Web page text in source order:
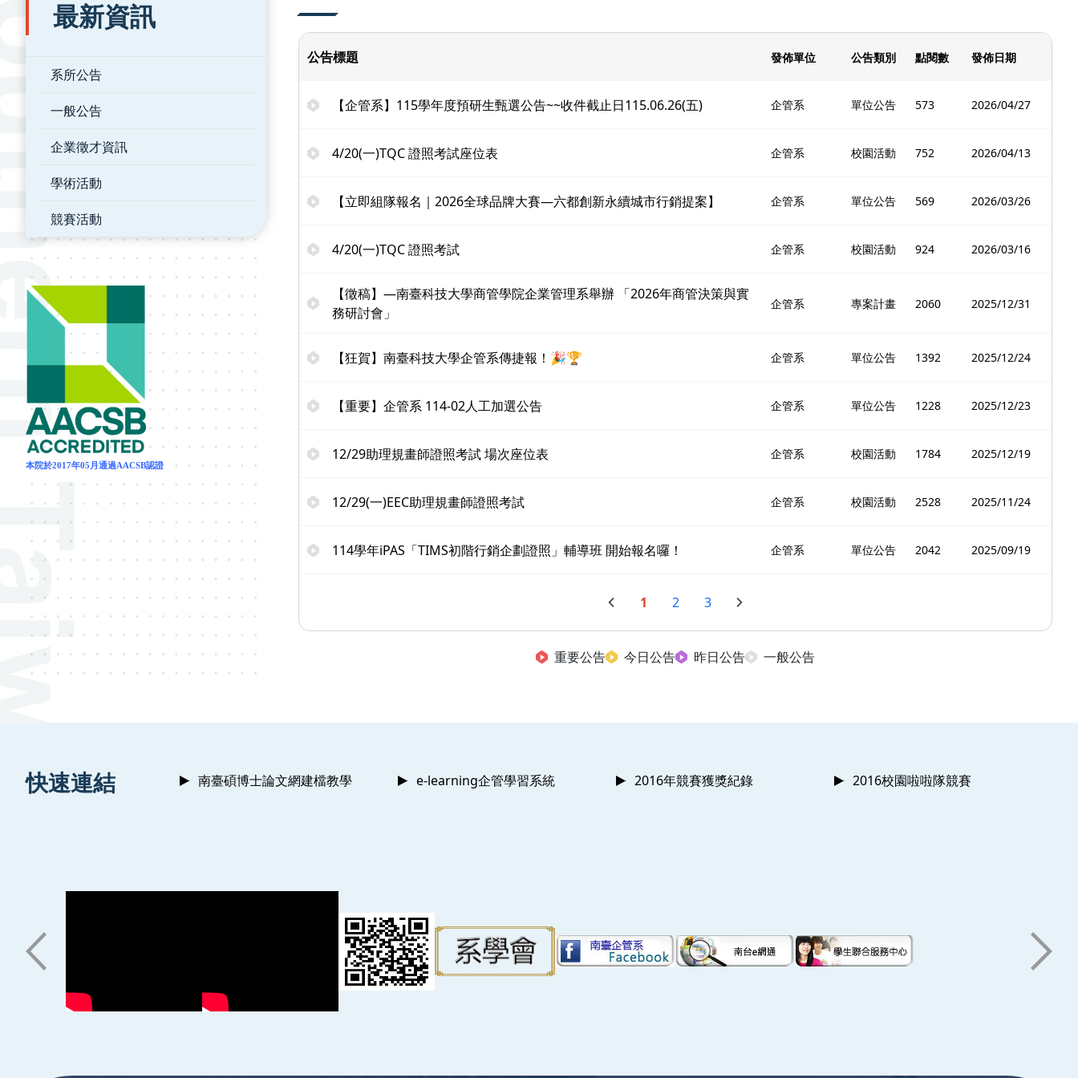
最新資訊
系所公告
一般公告
企業徵才資訊
學術活動
競賽活動
本院於2017年05月通過AACSB認證
公告標題 發佈單位 公告類別 點閱數 發佈日期
【企管系】115學年度預研生甄選公告~~收件截止日115.06.26(五) 企管系 單位公告 573 2026/04/27
4/20(一)TQC 證照考試座位表 企管系 校園活動 752 2026/04/13
【立即組隊報名｜2026全球品牌大賽—六都創新永續城市行銷提案】 企管系 單位公告 569 2026/03/26
4/20(一)TQC 證照考試 企管系 校園活動 924 2026/03/16
【徵稿】—南臺科技大學商管學院企業管理系舉辦 「2026年商管決策與實
務研討會」
企管系 專案計畫 2060 2025/12/31
【狂賀】南臺科技大學企管系傳捷報！🎉🏆 企管系 單位公告 1392 2025/12/24
【重要】企管系 114-02人工加選公告 企管系 單位公告 1228 2025/12/23
12/29助理規畫師證照考試 場次座位表 企管系 校園活動 1784 2025/12/19
12/29(一)EEC助理規畫師證照考試 企管系 校園活動 2528 2025/11/24
114學年iPAS「TIMS初階行銷企劃證照」輔導班 開始報名囉！ 企管系 單位公告 2042 2025/09/19
1 2 3
重要公告 今日公告 昨日公告 一般公告
快速連結 南臺碩博士論文網建檔教學 e-learning企管學習系統 2016年競賽獲獎紀錄 2016校園啦啦隊競賽